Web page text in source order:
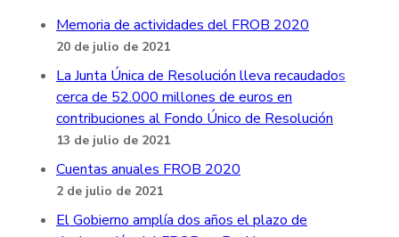
Memoria de actividades del FROB 2020
20 de julio de 2021
La Junta Única de Resolución lleva recaudados
cerca de 52.000 millones de euros en
contribuciones al Fondo Único de Resolución
13 de julio de 2021
Cuentas anuales FROB 2020
2 de julio de 2021
El Gobierno amplía dos años el plazo de